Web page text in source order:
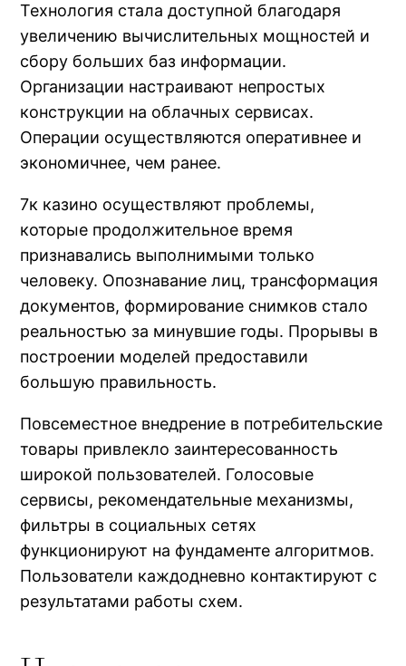
Технология стала доступной благодаря
увеличению вычислительных мощностей и
сбору больших баз информации.
Организации настраивают непростых
конструкции на облачных сервисах.
Операции осуществляются оперативнее и
экономичнее, чем ранее.
7к казино осуществляют проблемы,
которые продолжительное время
признавались выполнимыми только
человеку. Опознавание лиц, трансформация
документов, формирование снимков стало
реальностью за минувшие годы. Прорывы в
построении моделей предоставили
большую правильность.
Повсеместное внедрение в потребительские
товары привлекло заинтересованность
широкой пользователей. Голосовые
сервисы, рекомендательные механизмы,
фильтры в социальных сетях
функционируют на фундаменте алгоритмов.
Пользователи каждодневно контактируют с
результатами работы схем.